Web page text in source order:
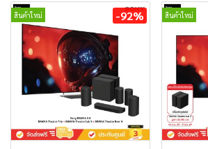
สินค้าใหม่ -92% สินค้าใหม่